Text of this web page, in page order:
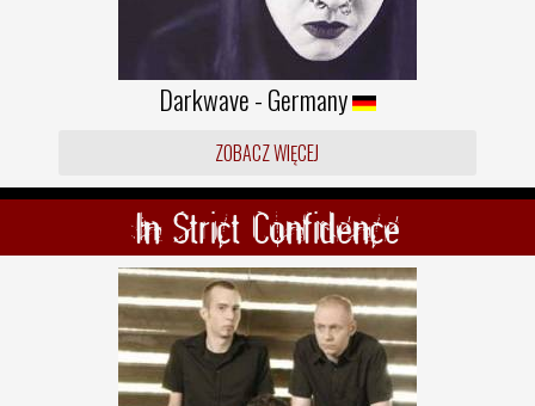
Darkwave - Germany
ZOBACZ WIĘCEJ
In Strict Confidence